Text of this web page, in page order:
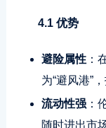
4.1 优势
避险属性：
为“避风港”
流动性强：
随时进出市